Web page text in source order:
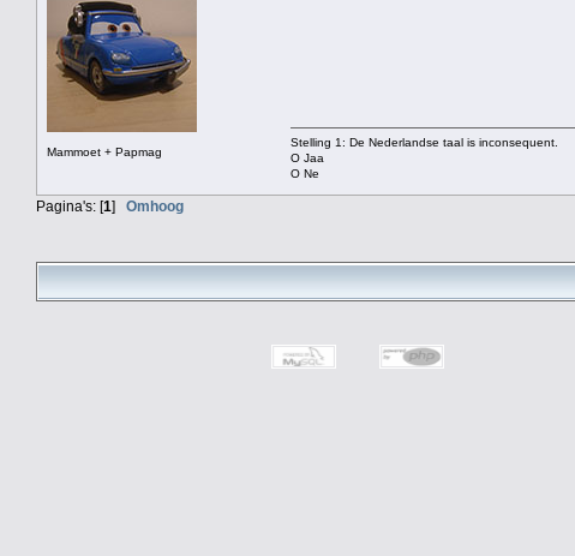
Mammoet + Papmag
Stelling 1: De Nederlandse taal is inconsequent.
O Jaa
O Ne
Pagina's: [1] Omhoog